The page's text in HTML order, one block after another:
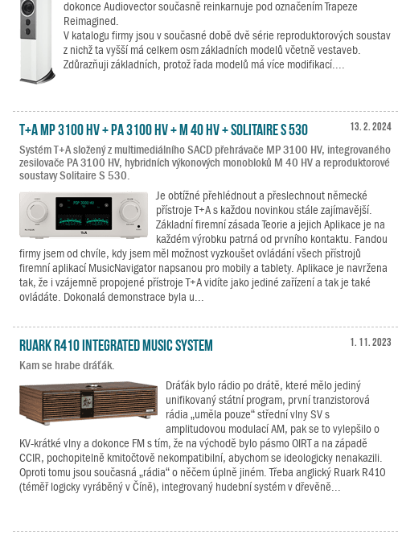
dokonce Audiovector současně reinkarnuje pod označením Trapeze
Reimagined.
V katalogu firmy jsou v současné době dvě série reproduktorových soustav
z nichž ta vyšší má celkem osm základních modelů včetně vestaveb.
Zdůrazňuji základních, protož řada modelů má více modifikací....
13. 2. 2024
T+A MP 3100 HV + PA 3100 HV + M 40 HV + Solitaire S 530
Systém T+A složený z multimediálního SACD přehrávače MP 3100 HV, integrovaného
zesilovače PA 3100 HV, hybridních výkonových monobloků M 40 HV a reproduktorové
soustavy Solitaire S 530.
Je obtížné přehlédnout a přeslechnout německé
přístroje T+A s každou novinkou stále zajímavější.
Základní firemní zásada Teorie a jejich Aplikace je na
každém výrobku patrná od prvního kontaktu. Fandou
firmy jsem od chvíle, kdy jsem měl možnost vyzkoušet ovládání všech přístrojů
firemní aplikací MusicNavigator napsanou pro mobily a tablety. Aplikace je navržena
tak, že i vzájemně propojené přístroje T+A vidíte jako jediné zařízení a tak je také
ovládáte. Dokonalá demonstrace byla u...
1. 11. 2023
Ruark R410 Integrated Music System
Kam se hrabe dráťák.
Dráťák bylo rádio po drátě, které mělo jediný
unifikovaný státní program, první tranzistorová
rádia „uměla pouze“ střední vlny SV s
amplitudovou modulací AM, pak se to vylepšilo o
KV-krátké vlny a dokonce FM s tím, že na východě bylo pásmo OIRT a na západě
CCIR, pochopitelně kmitočtově nekompatibilní, abychom se ideologicky nenakazili.
Oproti tomu jsou současná „rádia“ o něčem úplně jiném. Třeba anglický Ruark R410
(téměř logicky vyráběný v Číně), integrovaný hudební systém v dřevěně...